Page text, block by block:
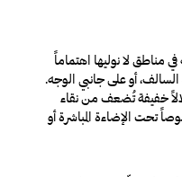
مناطق لا نوليها اهتماماً
أو على جانبي الوجه.
خفيفة تُضعف من نقاء
تحت الإضاءة المباشرة أو